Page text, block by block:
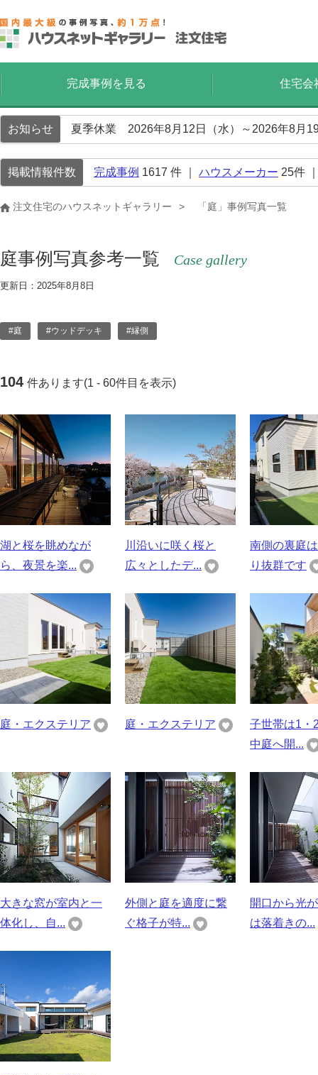
完成事例を見る 住宅会
お知らせ 夏季休業 2026年8月12日（水）～2026年8月
掲載情報件数 完成事例 1617 件 ｜ ハウスメーカー 25件
注文住宅のハウスネットギャラリー 「庭」事例写真一覧
庭事例写真参考一覧 Case gallery
更新日：2025年8月8日
#庭 #ウッドデッキ #縁側
104 件あります(1 - 60件目を表示)
湖と桜を眺めなが
ら、夜景を楽...
川沿いに咲く桜と
広々としたデ...
南側の裏庭
り抜群です
庭・エクステリア 庭・エクステリア
子世帯は1・
中庭へ開...
大きな窓が室内と一
体化し、自...
外側と庭を適度に繋
ぐ格子が特...
開口から光
は落着きの...